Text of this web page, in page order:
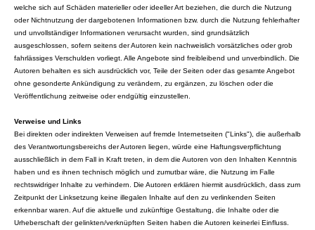
welche sich auf Schäden materieller oder ideeller Art beziehen, die durch die Nutzung
oder Nichtnutzung der dargebotenen Informationen bzw. durch die Nutzung fehlerhafter
und unvollständiger Informationen verursacht wurden, sind grundsätzlich
ausgeschlossen, sofern seitens der Autoren kein nachweislich vorsätzliches oder grob
fahrlässiges Verschulden vorliegt. Alle Angebote sind freibleibend und unverbindlich. Die
Autoren behalten es sich ausdrücklich vor, Teile der Seiten oder das gesamte Angebot
ohne gesonderte Ankündigung zu verändern, zu ergänzen, zu löschen oder die
Veröffentlichung zeitweise oder endgültig einzustellen.
Verweise und Links
Bei direkten oder indirekten Verweisen auf fremde Internetseiten ("Links"), die außerhalb
des Verantwortungsbereichs der Autoren liegen, würde eine Haftungsverpflichtung
ausschließlich in dem Fall in Kraft treten, in dem die Autoren von den Inhalten Kenntnis
haben und es ihnen technisch möglich und zumutbar wäre, die Nutzung im Falle
rechtswidriger Inhalte zu verhindern. Die Autoren erklären hiermit ausdrücklich, dass zum
Zeitpunkt der Linksetzung keine illegalen Inhalte auf den zu verlinkenden Seiten
erkennbar waren. Auf die aktuelle und zukünftige Gestaltung, die Inhalte oder die
Urheberschaft der gelinkten/verknüpften Seiten haben die Autoren keinerlei Einfluss.